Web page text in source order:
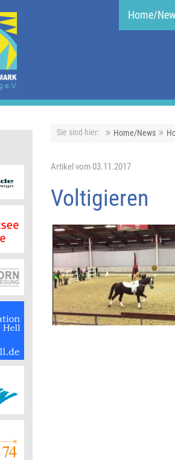
Home/
Sie sind hier: Home/News
Artikel vom 03.11.2017
Voltigieren